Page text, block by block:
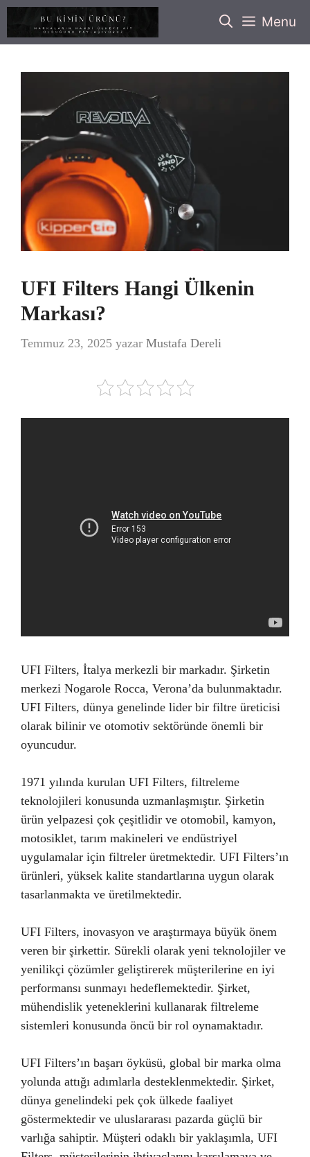
İçeriğe
Menu
UFI Filters Hangi Ülkenin
Markası?
Temmuz 23, 2025 yazar Mustafa Dereli
UFI Filters, İtalya merkezli bir markadır. Şirketin
merkezi Nogarole Rocca, Verona’da bulunmaktadır.
UFI Filters, dünya genelinde lider bir filtre üreticisi
olarak bilinir ve otomotiv sektöründe önemli bir
oyuncudur.
1971 yılında kurulan UFI Filters, filtreleme
teknolojileri konusunda uzmanlaşmıştır. Şirketin
ürün yelpazesi çok çeşitlidir ve otomobil, kamyon,
motosiklet, tarım makineleri ve endüstriyel
uygulamalar için filtreler üretmektedir. UFI Filters’ın
ürünleri, yüksek kalite standartlarına uygun olarak
tasarlanmakta ve üretilmektedir.
UFI Filters, inovasyon ve araştırmaya büyük önem
veren bir şirkettir. Sürekli olarak yeni teknolojiler ve
yenilikçi çözümler geliştirerek müşterilerine en iyi
performansı sunmayı hedeflemektedir. Şirket,
mühendislik yeteneklerini kullanarak filtreleme
sistemleri konusunda öncü bir rol oynamaktadır.
UFI Filters’ın başarı öyküsü, global bir marka olma
yolunda attığı adımlarla desteklenmektedir. Şirket,
dünya genelindeki pek çok ülkede faaliyet
göstermektedir ve uluslararası pazarda güçlü bir
varlığa sahiptir. Müşteri odaklı bir yaklaşımla, UFI